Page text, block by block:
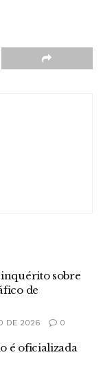
inquérito sobre
de
DE 2026 0
é oficializada